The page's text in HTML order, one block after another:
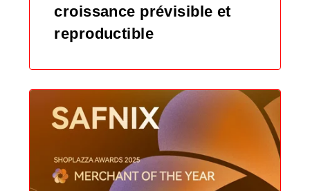
croissance prévisible et
reproductible